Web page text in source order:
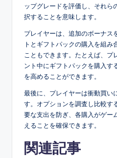
ップグレードを評価し、それら
択することを意味します。
プレイヤーは、追加のボーナス
トとギフトパックの購入を組み
こともできます。たとえば、プ
ント中にギフトパックを購入す
を高めることができます。
最後に、プレイヤーは衝動買い
す。オプションを調査し比較す
要な支出を防ぎ、各購入がゲー
えることを確保できます。
関連記事